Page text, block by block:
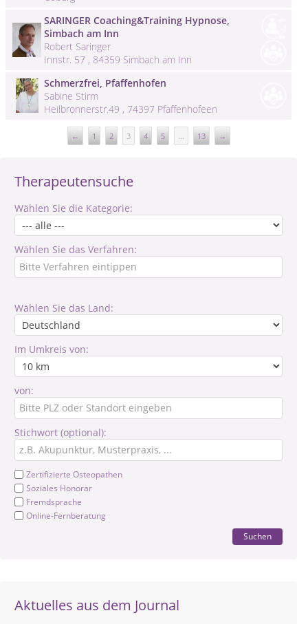
Therapeutensuche
Wählen Sie die Kategorie:
Wählen Sie das Verfahren:
Wählen Sie das Land:
Im Umkreis von:
von:
Stichwort (optional):
Zertifizierte Osteopathen
Soziales Honorar
Fremdsprache
Online-Fernberatung
Suchen
Aktuelles aus dem Journal
SARINGER Coaching&Training Hypnose,
Simbach am Inn
Robert Saringer
Innstr. 57 , 84359 Simbach am Inn
Schmerzfrei, Pfaffenhofen
Sabine Stirm
Heilbronnerstr.49 , 74397 Pfaffenhofeen
← 1 2 3 4 5 ... 13 →